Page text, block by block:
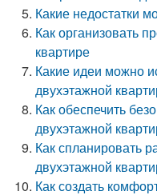
Какие недостатки
Как организовать
квартире
Какие идеи можно
двухэтажной
Как обеспечить
двухэтажной
Как спланировать
двухэтажной
Как создать